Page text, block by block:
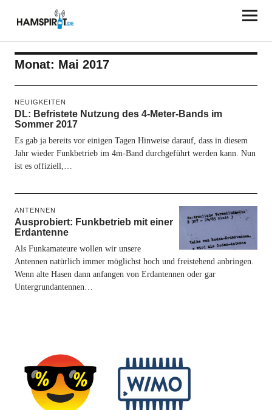
HAMSPIRIT.DE
Monat: Mai 2017
NEUIGKEITEN
DL: Befristete Nutzung des 4-Meter-Bands im
Sommer 2017
Es gab ja bereits vor einigen Tagen Hinweise darauf, dass in diesem
Jahr wieder Funkbetrieb im 4m-Band durchgeführt werden kann. Nun
ist es offiziell,…
ANTENNEN
Ausprobiert: Funkbetrieb mit einer
Erdantenne
Als Funkamateure wollen wir unsere
Antennen natürlich immer möglichst hoch und freistehend anbringen.
Wenn alte Hasen dann anfangen von Erdantennen oder gar
Untergrundantennen…